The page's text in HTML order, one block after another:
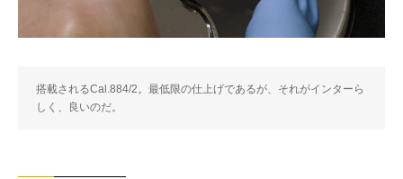
搭載されるCal.884/2。最低限の仕上げであるが、それがインターら
しく、良いのだ。